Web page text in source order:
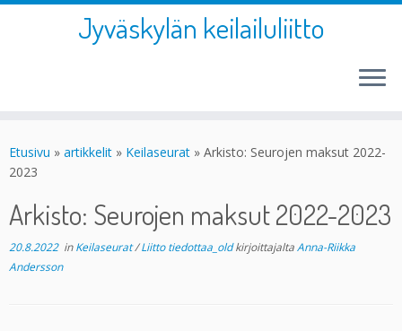
to
content
Jyväskylän keilailuliitto
Etusivu » artikkelit » Keilaseurat » Arkisto: Seurojen maksut 2022-
2023
Arkisto: Seurojen maksut 2022-2023
20.8.2022inKeilaseurat/Liitto tiedottaa_oldkirjoittajaltaAnna-Riikka
Andersson